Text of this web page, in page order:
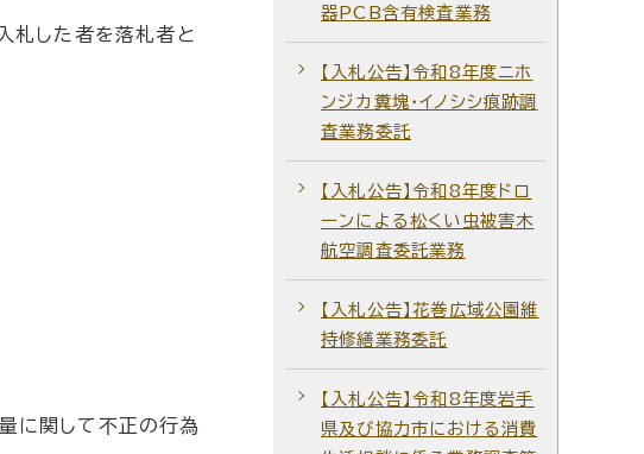
札した者を落札者と
に関して不正の行為
器PCB含有検査業務
【入札公告】令和8年度ニホ
ンジカ糞塊・イノシシ痕跡調
査業務委託
【入札公告】令和8年度ドロ
ーンによる松くい虫被害木
航空調査委託業務
【入札公告】花巻広域公園維
持修繕業務委託
【入札公告】令和8年度岩手
県及び協力市における消費